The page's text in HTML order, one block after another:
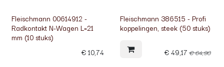
Fleischmann 00614912 -
Radkontakt N-Wagen L=21
mm (10 stuks)
€10,74
Fleischmann 386515 - Profi
koppelingen, steek (50 stuks)
€49,17 €64,90